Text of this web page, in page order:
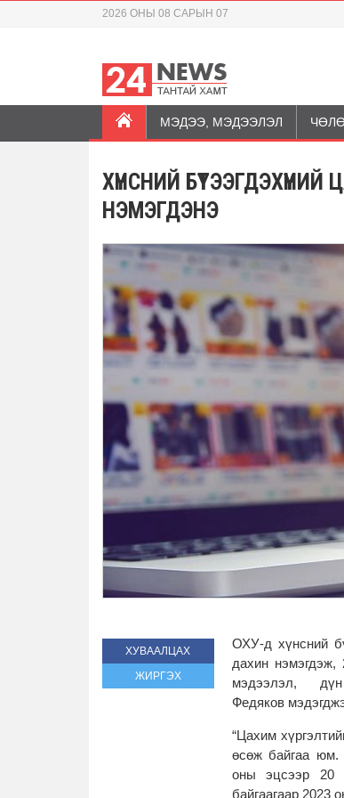
2026 ОНЫ 08 САРЫН 07
МЭДЭЭ, МЭДЭЭЛЭЛ
ХҮНСНИЙ
НЭМЭГДЭНЭ
ХУВААЛЦАХ
ЖИРГЭХ
ОХУ-д хүнсний
дахин нэмэгдэж,
мэдээлэл,
Федяков
“Цахим
өсөж байгаа юм.
оны эцсээр 20
байгаагаар 2023